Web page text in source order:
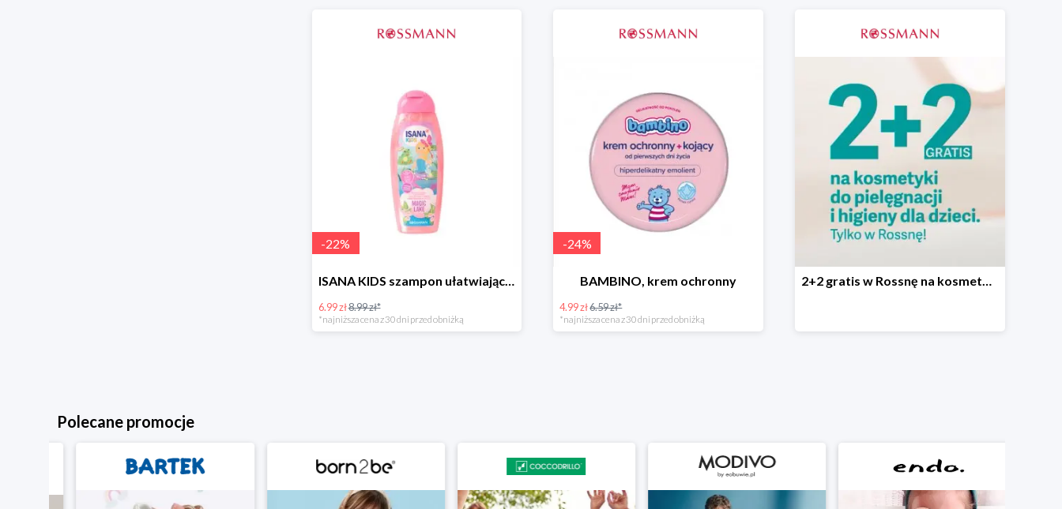
-22%
ISANA KIDS szampon ułatwiający rozczesywanie 200 ml
6.99 zł8.99 zł*
*najniższa cena z 30 dni przed obniżką
-24%
BAMBINO, krem ochronny
4.99 zł6.59 zł*
*najniższa cena z 30 dni przed obniżką
2+2 gratis w Rossnę na kosmetyki do pielęgnacji i higieny dla dzieci
Polecane promocje